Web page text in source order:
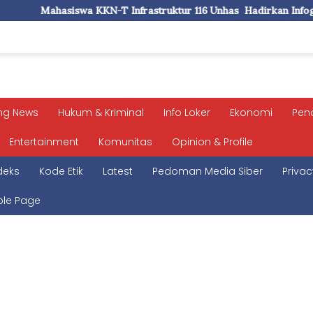
T Infrastruktur 116 Unhas Hadirkan Infografis Profil Statistik di
News Hukum & Kriminal Info Loker Ekonomi
Entertainment Komunitas Opinion & Profile
Kode Etik Latest Pedoman Media Siber
Page